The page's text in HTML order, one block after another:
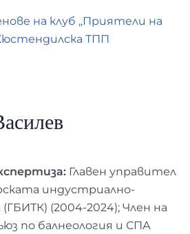
на клуб „Приятели на
ТПП
Главен управител
индустриално-
(2004-2024); Член на
по балнеология и СПА